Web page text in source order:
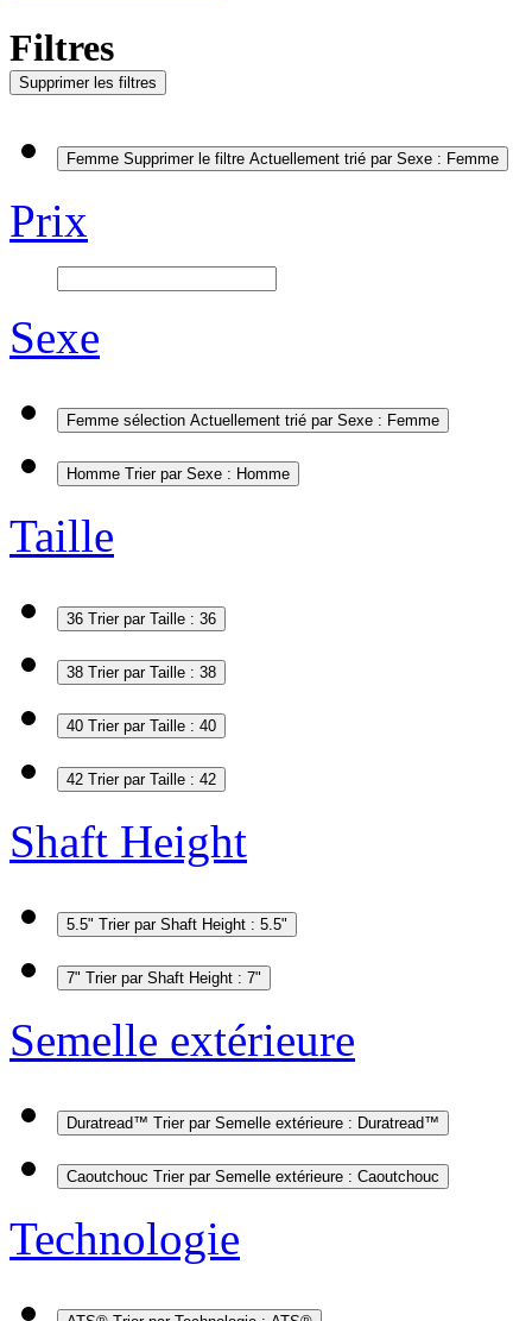
Filtres
Supprimer les filtres
Femme Supprimer le filtre Actuellement trié par Sexe : Femme
Prix
Sexe
Femme sélection Actuellement trié par Sexe : Femme
Homme Trier par Sexe : Homme
Taille
36 Trier par Taille : 36
38 Trier par Taille : 38
40 Trier par Taille : 40
42 Trier par Taille : 42
Shaft Height
5.5" Trier par Shaft Height : 5.5"
7" Trier par Shaft Height : 7"
Semelle extérieure
Duratread™ Trier par Semelle extérieure : Duratread™
Caoutchouc Trier par Semelle extérieure : Caoutchouc
Technologie